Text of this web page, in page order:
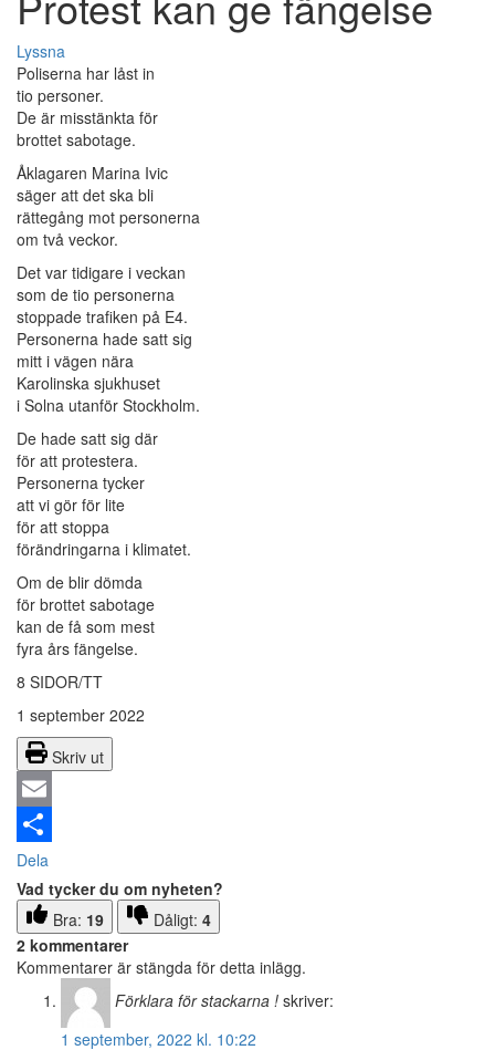
Lyssna
Poliserna har låst in
tio personer.
De är misstänkta för
brottet sabotage.
Åklagaren Marina Ivic
säger att det ska bli
rättegång mot personerna
om två veckor.
Det var tidigare i veckan
som de tio personerna
stoppade trafiken på E4.
Personerna hade satt sig
mitt i vägen nära
Karolinska sjukhuset
i Solna utanför Stockholm.
De hade satt sig där
för att protestera.
Personerna tycker
att vi gör för lite
för att stoppa
förändringarna i klimatet.
Om de blir dömda
för brottet sabotage
kan de få som mest
fyra års fängelse.
8 SIDOR/TT
1 september 2022
Skriv ut
Email
Dela
Vad tycker du om nyheten?
Bra: 19 Dåligt: 4
2 kommentarer
Kommentarer är stängda för detta inlägg.
Förklara för stackarna ! skriver:
1 september, 2022 kl. 10:22